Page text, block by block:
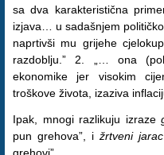
sa dva karakteristična
izjava… u sadašnjem
naprtivši mu grijehe
razdoblju.” 2. „… ona
ekonomike jer visokim
troškove života, izaziva
Ipak, mnogi razlikuju izraze
pun grehova”, ižrtveni jarac